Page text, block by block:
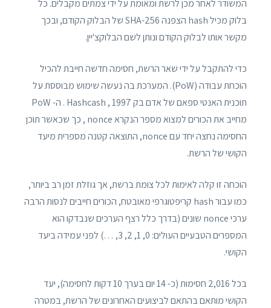
המשודר לאחר מכן לרשת ומאומת על ידי צמתים מקבלים. כל
בלוק מכיל hash הצפנה SHA-256 של הבלוק הקודם, ובכך
מקשר אותו לבלוק הקודם ונותן לשם הבלוקצ'יין.
כדי להתקבל על ידי שאר הרשת, חסימה חדשה חייבת להכיל
הוכחת עבודה (PoW). המערכת בה נעשה שימוש מבוססת על
תוכנית האנטי ספאם של אדם בק 1997 , Hashcash . ה- PoW
מחייב את הכורים למצוא מספר הנקרא nonce , כך שכאשר תוכן
החסימה נחצה יחד עם nonce, התוצאה קטנה מספרית מיעד
הקושי של הרשת.
הוכחה זו קלה לאימות לכל צומת ברשת, אך גוזלת זמן רב ביותר,
כמו עבור hash קריפטוגרפי מאובטח, הכורים חייבים לנסות הרבה
ערכי nonce שונים (בדרך כלל רצף הערכים שנבדקו הוא
המספרים הטבעיים העולים: 0, 1, 2, 3, …) לפני עמידה ביעד
הקושי.
בכל 2,016 חסימות (כ- 14 יום בערך 10 דקות לחסימה), יעד
הקושי מותאם בהתאם לביצועים האחרונים של הרשת, במטרה